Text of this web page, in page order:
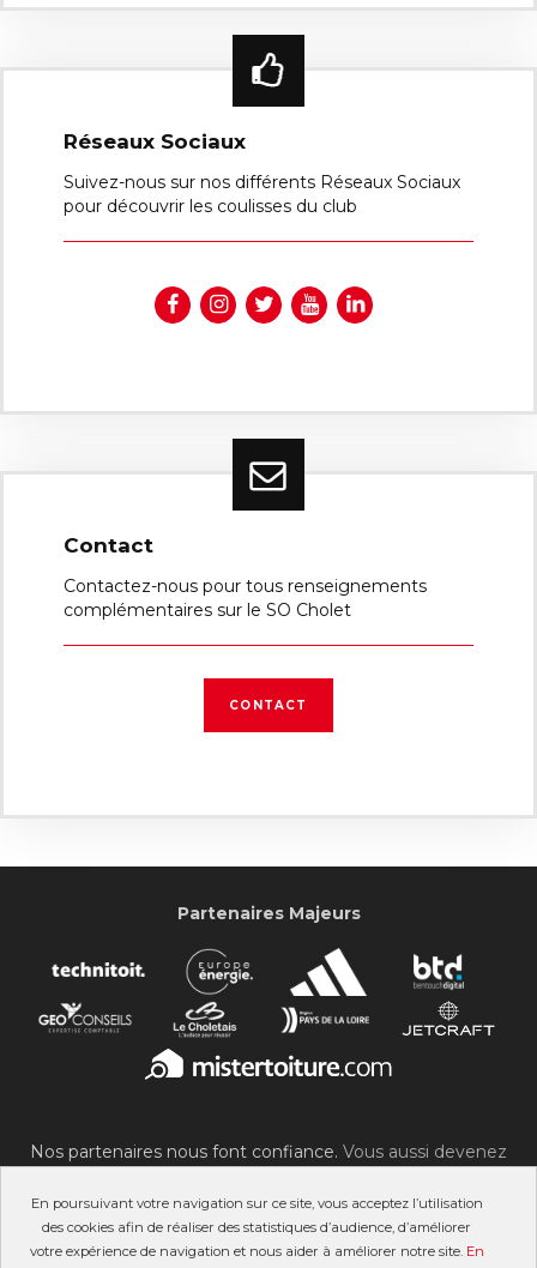
En poursuivant votre navigation sur ce site, vous acceptez l’utilisation
des cookies afin de réaliser des statistiques d’audience, d’améliorer
votre expérience de navigation et nous aider à améliorer notre site. En
Réseaux Sociaux
Suivez-nous sur nos différents Réseaux Sociaux
pour découvrir les coulisses du club
Contact
Contactez-nous pour tous renseignements
complémentaires sur le SO Cholet
CONTACT
Partenaires Majeurs
Nos partenaires nous font confiance. Vous aussi devenez